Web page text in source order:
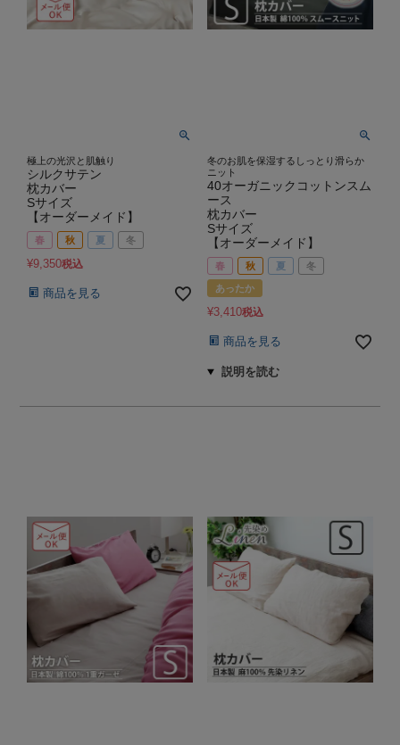
極上の光沢と肌触り
シルクサテン
枕カバー
Sサイズ
【オーダーメイド】
春 秋 夏 冬
¥9,350税込
商品を見る
冬のお肌を保湿するしっとり滑らか
ニット
40オーガニックコットンスム
ース
枕カバー
Sサイズ
【オーダーメイド】
春 秋 夏 冬
あったか
¥3,410税込
商品を見る